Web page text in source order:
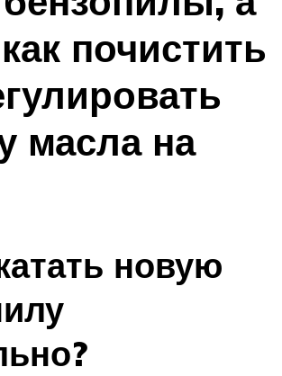
почистить
масла на
новую